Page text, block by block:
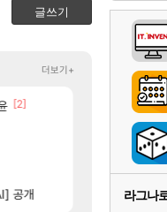
글쓰기
로아 [벨가
메이플 와
메이플 이
로아 완갑
로아 벨가
더보기+
[2]
공개
섭컬겜 섬란
섭컬겜 넷마
아주프로 4
비스트 챕
리밋제로 테
라그나